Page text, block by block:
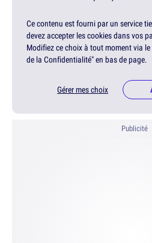
Ce contenu est fourni par un service
devez accepter les cookies dans vos
Modifiez ce choix à tout moment via
de la Confidentialité" en bas de page.
Gérer mes choix
Publicité